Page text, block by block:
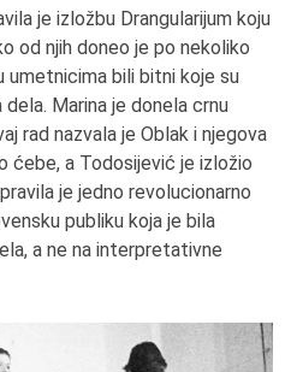
je izložbu Drangularijum koju
od njih doneo je po nekoliko
bili bitni koje su
Marina je donela crnu
rad nazvala je Oblak i njegova
ćebe, a Todosijević je izložio
je jedno revolucionarno
publiku koja je bila
a ne na interpretativne